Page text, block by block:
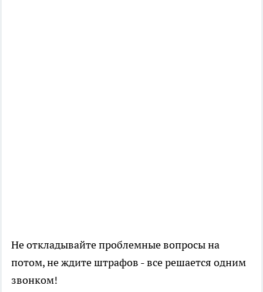
Не откладывайте проблемные вопросы на
потом, не ждите штрафов - все решается одним
звонком!